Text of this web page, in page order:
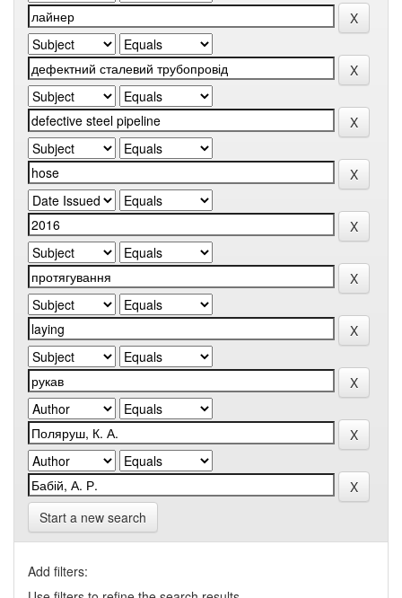
Start a new search
Add filters: